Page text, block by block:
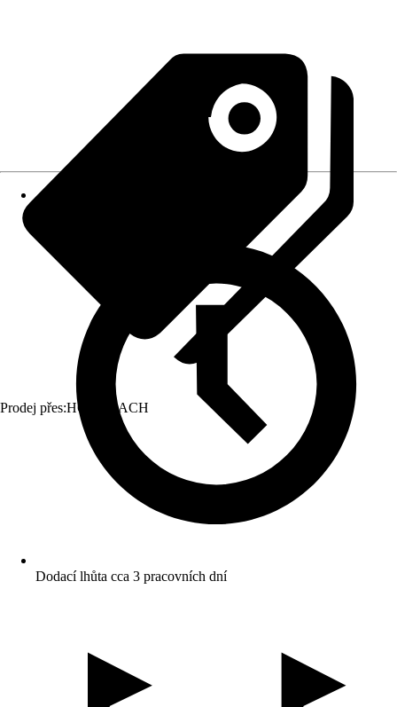
Prodej přes:HORNBACH
Dodací lhůta cca 3 pracovních dní